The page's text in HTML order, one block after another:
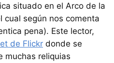
situado en el Arco de la
cual según nos comenta
pena). Este lector,
de Flickr donde se
muchas reliquias